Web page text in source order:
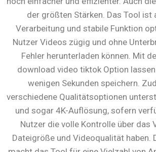
der größten Stärken. Das Tool ist
Verarbeitung und stabile Funktion
Nutzer Videos zügig und ohne
Fehler herunterladen können. Mit
download video tiktok Option
wenigen Sekunden speichern.
verschiedene Qualitätsoptionen
und sogar 4K-Auflösung, sofern
Nutzer die volle Kontrolle über das
Dateigröße und Videoqualität haben.